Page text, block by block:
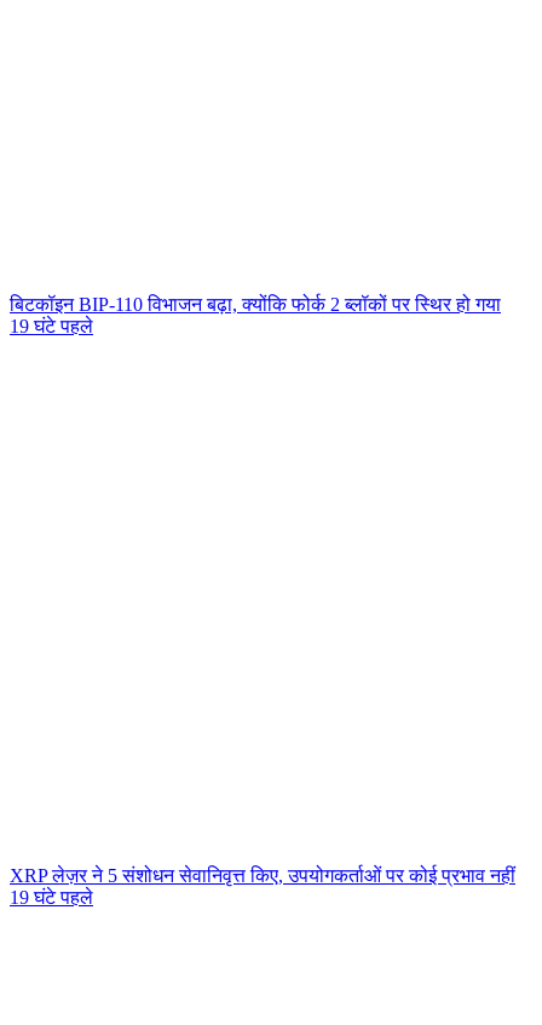
बिटकॉइन BIP-110 विभाजन बढ़ा, क्योंकि फोर्क 2 ब्लॉकों पर स्थिर हो गया
19 घंटे पहले
XRP लेज़र ने 5 संशोधन सेवानिवृत्त किए, उपयोगकर्ताओं पर कोई प्रभाव नहीं
19 घंटे पहले